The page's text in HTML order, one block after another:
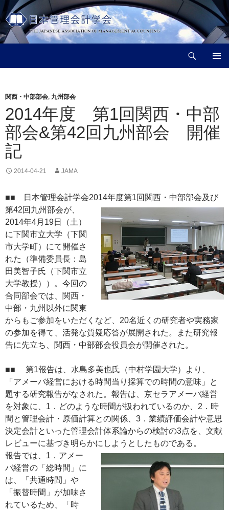
コ
ン
ン
へ
プ
関西・中部部会, 九州部会
2014年度 第1回関西・中部
部会&第42回九州部会 開催
記
2014-04-21 JAMA
■■ 日本管理会計学会2014年度第1回関西・中部部会及び
第42回九州部会が、
2014年4月19日（土）
に下関市立大学（下関
市大学町）にて開催さ
れた（準備委員長：島
田美智子氏（下関市立
大学教授））。今回の
合同部会では、関西・
中部・九州以外に関東
からもご参加をいただくなど、20名近くの研究者や実務家
の参加を得て、活発な質疑応答が展開された。また研究報
告に先立ち、関西・中部部会役員会が開催された。
■■ 第1報告は、水島多美也氏（中村学園大学）より、
「アメーバ経営における時間当り採算での時間の意味」と
題する研究報告がなされた。報告は、京セラアメーバ経営
を対象に、1．どのような時間が扱われているのか、2．時
間と管理会計・原価計算との関係、3．業績評価会計や意思
決定会計といった管理会計体系論からの検討の3点を、文献
レビューに基づき明らかにしようとしたものである。
報告では、1．アメー
バ経営の「総時間」に
は、「共通時間」や
「振替時間」が加味さ
れているため、「時